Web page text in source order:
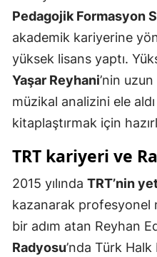
Pedagojik Formasyon
akademik kariyerine
yüksek lisans yaptı.
Yaşar Reyhani’nin uzun
müzikal analizini ele aldı
kitaplaştırmak için
TRT kariyeri ve
2015 yılında TRT’nin
kazanarak profesyonel
bir adım atan Reyhan
Radyosu’nda Türk Halk